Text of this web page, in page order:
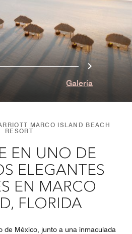
2 3 4 5
Galería
MARCO ISLAND BEACH
RESORT
EN UNO DE
ELEGANTES
EN MARCO
FLORIDA
de México, junto a una inmaculada